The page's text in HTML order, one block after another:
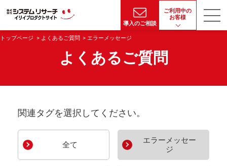
導入のご相談
ご利用中の
お客様
トップページ よくあるご質問 エラーメッセージ
よくあるご質問
関連タグを選択してください。
全て
エラーメッセー
ジ